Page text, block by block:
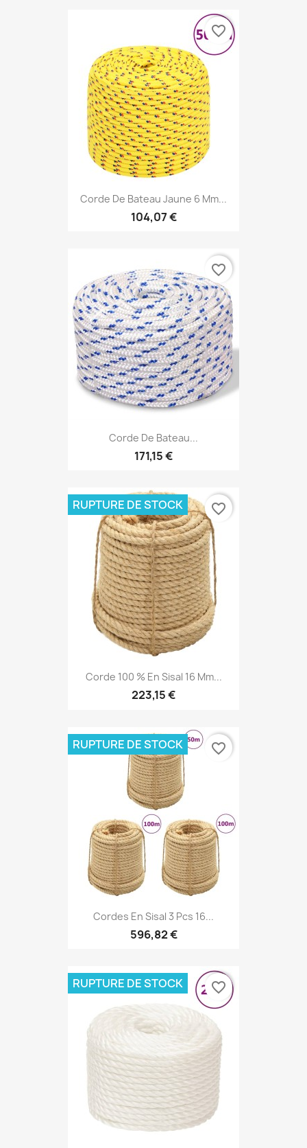
Corde De Bateau Jaune 6 Mm...
104,07 €
favorite_border
Corde De Bateau...
171,15 €
favorite_border
Corde 100 % En Sisal 16 Mm...
223,15 €
RUPTURE DE STOCK favorite_border
Cordes En Sisal 3 Pcs 16...
596,82 €
RUPTURE DE STOCK favorite_border
RUPTURE DE STOCK favorite_border